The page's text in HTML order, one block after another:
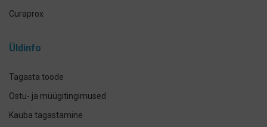
Curaprox
Elmex
Üldinfo
Tagasta toode
Ostu- ja müügitingimused
Kauba tagastamine